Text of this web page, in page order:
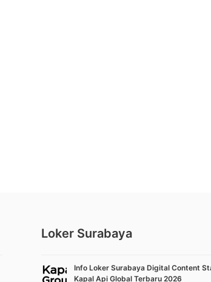
Loker Surabaya
Info Loker Surabaya Digital Content
Kapal Api Global Terbaru 2026